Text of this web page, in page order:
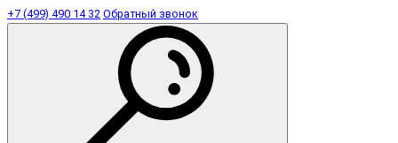
+7 (499) 490 14 32 Обратный звонок